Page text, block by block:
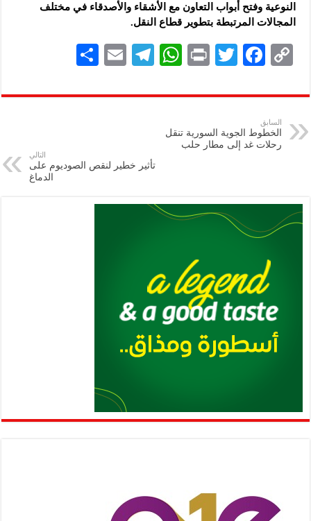
النوعية وفتح أبواب التعاون مع الأشقاء والأصدقاء في مختلف
المجالات المرتبطة بتطوير قطاع النقل.
C
p
y
Li
F
eb
k
T
tt
P
nt
W
at
p
Te
gr
E
ai
ar
السابق
الخطوط الجوية السورية تنقل
رحلات غد إلى مطار حلب
التالي
تأثير خطير لنقص الصوديوم على
الدماغ